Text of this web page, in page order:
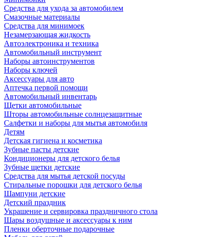
Средства для ухода за автомобилем
Смазочные материалы
Средства для минимоек
Незамерзающая жидкость
Автоэлектроника и техника
Автомобильный инструмент
Наборы автоинструментов
Наборы ключей
Аксессуары для авто
Аптечка первой помощи
Автомобильный инвентарь
Щетки автомобильные
Шторы автомобильные солнцезащитные
Салфетки и наборы для мытья автомобиля
Детям
Детская гигиена и косметика
Зубные пасты детские
Кондиционеры для детского белья
Зубные щетки детские
Средства для мытья детской посуды
Стиральные порошки для детского белья
Шампуни детские
Детский праздник
Украшение и сервировка праздничного стола
Шары воздушные и аксессуары к ним
Пленки оберточные подарочные